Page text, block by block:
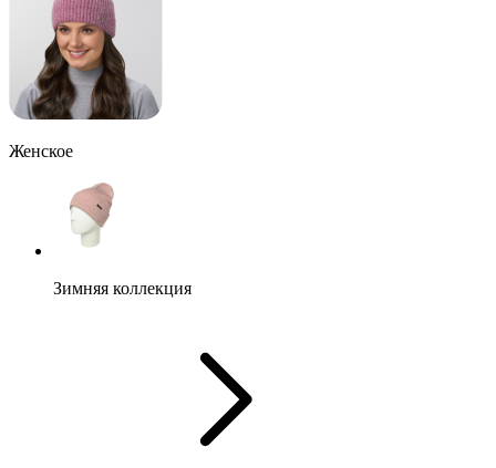
Женское
Зимняя коллекция